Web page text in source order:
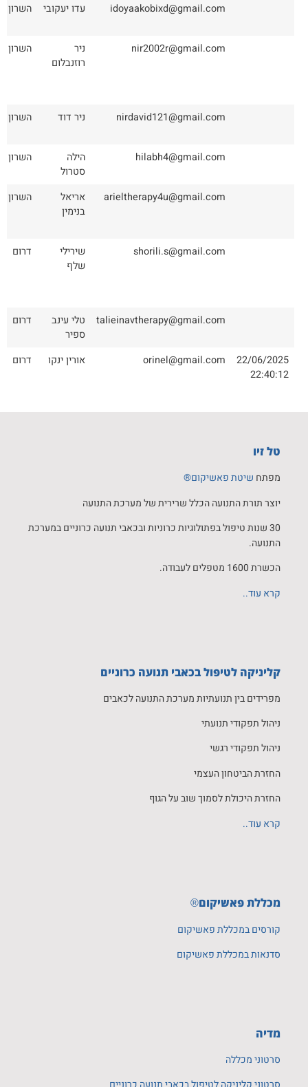
idoyaakobixd@gmail.com
עדו יעקובי השרון
nir2002r@gmail.com
ניר
רוזנבלום
השרון
nirdavid121@gmail.com ניר דוד השרון
hilabh4@gmail.com
הילה
סטרול
השרון
arieltherapy4u@gmail.com
אריאל
בנימין
השרון
shorili.s@gmail.com
שירילי
שלף
דרום
talieinavtherapy@gmail.com
טלי עינב
ספיר
דרום
22/06/2025
22:40:12
orinel@gmail.com אורין ינקו דרום
טל זיו
מפתח שיטת פאשיקום®
יוצר תורת התנועה הכלל שרירית של מערכת התנועה
30 שנות טיפול בפתולוגיות כרוניות ובכאבי תנועה כרוניים במערכת
התנועה.
הכשרת 1600 מטפלים לעבודה.
קרא עוד..
קליניקה לטיפול בכאבי תנועה כרוניים
מפרידים בין תנועתיות מערכת התנועה לכאבים
ניהול תפקודי תנועתי
ניהול תפקודי רגשי
החזרת הביטחון העצמי
החזרת היכולת לסמוך שוב על הגוף
קרא עוד..
מכללת פאשיקום®
קורסים במכללת פאשיקום
סדנאות במכללת פאשיקום
מדיה
סרטוני מכללה